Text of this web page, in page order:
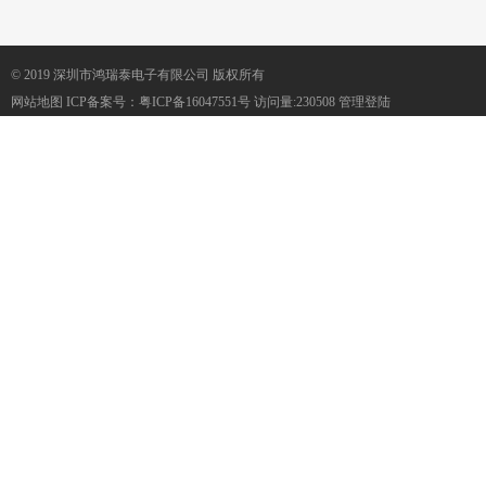
© 2019 深圳市鸿瑞泰电子有限公司 版权所有
网站地图 ICP备案号： 粤ICP备16047551号 访问量:230508 管理登陆